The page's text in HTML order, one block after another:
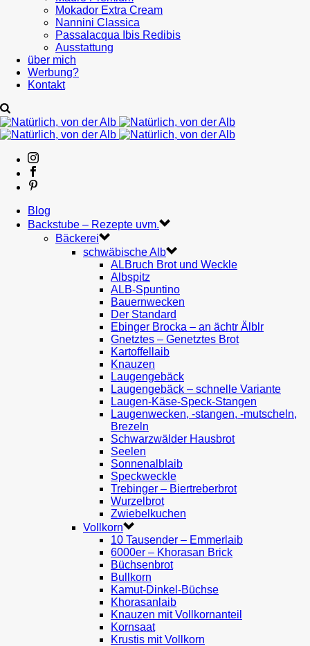
Mokador Extra Cream
Nannini Classica
Passalacqua Ibis Redibis
Ausstattung
über mich
Werbung?
Kontakt
Blog
Backstube – Rezepte uvm.
Bäckerei
schwäbische Alb
ALBruch Brot und Weckle
Albspitz
ALB-Spuntino
Bauernwecken
Der Standard
Ebinger Brocka – an ächtr Älblr
Gnetztes – Genetztes Brot
Kartoffellaib
Knauzen
Laugengebäck
Laugengebäck – schnelle Variante
Laugen-Käse-Speck-Stangen
Laugenwecken, -stangen, -mutscheln,
Brezeln
Schwarzwälder Hausbrot
Seelen
Sonnenalblaib
Speckweckle
Trebinger – Biertreberbrot
Wurzelbrot
Zwiebelkuchen
Vollkorn
10 Tausender – Emmerlaib
6000er – Khorasan Brick
Büchsenbrot
Bullkorn
Kamut-Dinkel-Büchse
Khorasanlaib
Knauzen mit Vollkornanteil
Kornsaat
Krustis mit Vollkorn